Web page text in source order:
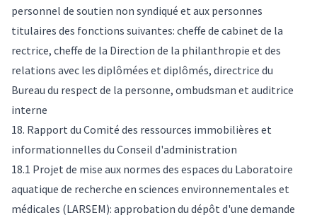
personnel de soutien non syndiqué et aux personnes
titulaires des fonctions suivantes: cheffe de cabinet de la
rectrice, cheffe de la Direction de la philanthropie et des
relations avec les diplômées et diplômés, directrice du
Bureau du respect de la personne, ombudsman et auditrice
interne
18. Rapport du Comité des ressources immobilières et
informationnelles du Conseil d'administration
18.1 Projet de mise aux normes des espaces du Laboratoire
aquatique de recherche en sciences environnementales et
médicales (LARSEM): approbation du dépôt d'une demande